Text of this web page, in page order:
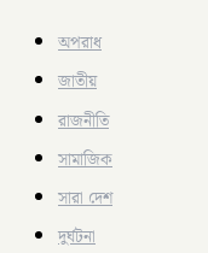
অপরাধ
জাতীয়
রাজনীতি
সামাজিক
সারা দেশ
দুর্ঘটনা